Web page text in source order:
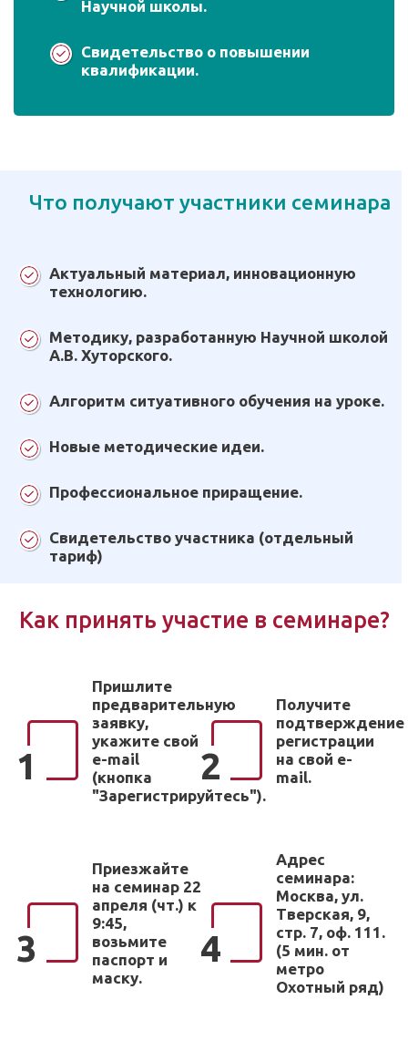
Научной школы.
Свидетельство о повышении
квалификации.
Что получают участники семинара
Актуальный материал, инновационную
технологию.
Методику, разработанную Научной школой
А.В. Хуторского.
Алгоритм ситуативного обучения на уроке.
Новые методические идеи.
Профессиональное приращение.
Свидетельство участника (отдельный
тариф)
Как принять участие в семинаре?
1
Пришлите
предварительную
заявку,
укажите свой
e-mail
(кнопка
"Зарегистрируйтесь").
2
Получите
подтверждение
регистрации
на свой e-
mail.
3
Приезжайте
на семинар 22
апреля (чт.) к
9:45,
возьмите
паспорт и
маску.
4
Адрес
семинара:
Москва, ул.
Тверская, 9,
стр. 7, оф. 111.
(5 мин. от
метро
Охотный ряд)